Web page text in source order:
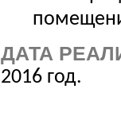
ДАТА
2016 год.